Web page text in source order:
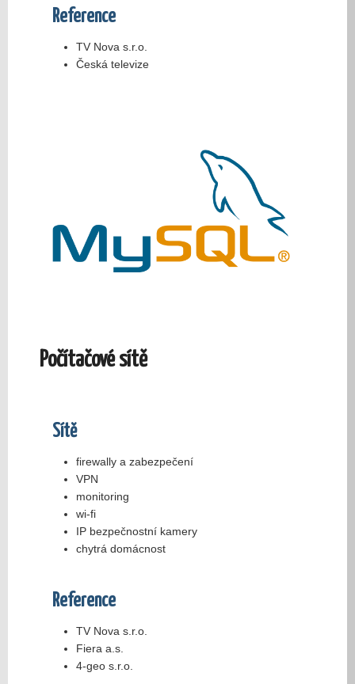
Reference
TV Nova s.r.o.
Česká televize
Počítačové sítě
Sítě
firewally a zabezpečení
VPN
monitoring
wi-fi
IP bezpečnostní kamery
chytrá domácnost
Reference
TV Nova s.r.o.
Fiera a.s.
4-geo s.r.o.